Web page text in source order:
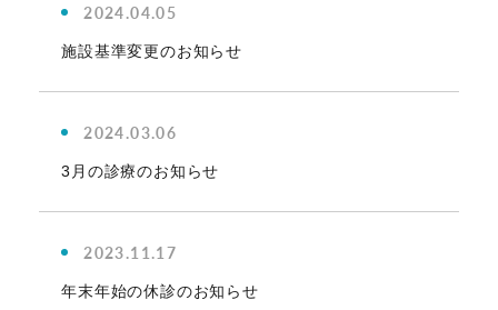
2024.04.05
施設基準変更のお知らせ
2024.03.06
3月の診療のお知らせ
2023.11.17
年末年始の休診のお知らせ